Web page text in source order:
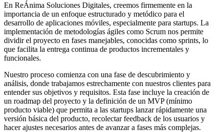
En ReÁnima Soluciones Digitales, creemos firmemente en la
importancia de un enfoque estructurado y metódico para el
desarrollo de aplicaciones móviles, especialmente para startups. La
implementación de metodologías ágiles como Scrum nos permite
dividir el proyecto en fases manejables, conocidas como sprints, lo
que facilita la entrega continua de productos incrementales y
funcionales.
Nuestro proceso comienza con una fase de descubrimiento y
análisis, donde trabajamos estrechamente con nuestros clientes para
entender sus objetivos y requisitos. Esta fase incluye la creación de
un roadmap del proyecto y la definición de un MVP (mínimo
producto viable) que permita a las startups lanzar rápidamente una
versión básica del producto, recolectar feedback de los usuarios y
hacer ajustes necesarios antes de avanzar a fases más complejas.